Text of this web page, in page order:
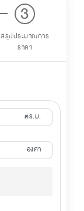
3
สรุปประมาณการ
ราคา
ตร.ม.
องศา